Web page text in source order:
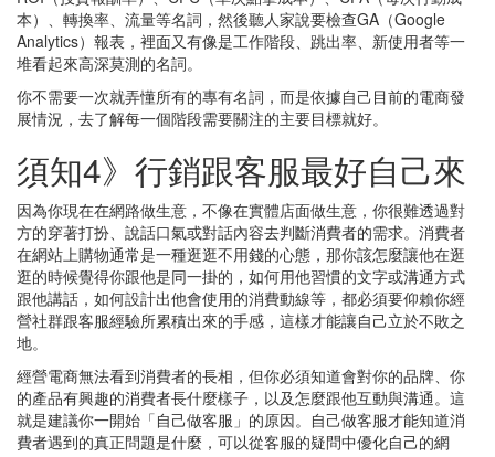
本）、轉換率、流量等名詞，然後聽人家說要檢查GA（Google
Analytics）報表，裡面又有像是工作階段、跳出率、新使用者等一
堆看起來高深莫測的名詞。
你不需要一次就弄懂所有的專有名詞，而是依據自己目前的電商發
展情況，去了解每一個階段需要關注的主要目標就好。
須知4》行銷跟客服最好自己來
因為你現在在網路做生意，不像在實體店面做生意，你很難透過對
方的穿著打扮、說話口氣或對話內容去判斷消費者的需求。消費者
在網站上購物通常是一種逛逛不用錢的心態，那你該怎麼讓他在逛
逛的時候覺得你跟他是同一掛的，如何用他習慣的文字或溝通方式
跟他講話，如何設計出他會使用的消費動線等，都必須要仰賴你經
營社群跟客服經驗所累積出來的手感，這樣才能讓自己立於不敗之
地。
經營電商無法看到消費者的長相，但你必須知道會對你的品牌、你
的產品有興趣的消費者長什麼樣子，以及怎麼跟他互動與溝通。這
就是建議你一開始「自己做客服」的原因。自己做客服才能知道消
費者遇到的真正問題是什麼，可以從客服的疑問中優化自己的網